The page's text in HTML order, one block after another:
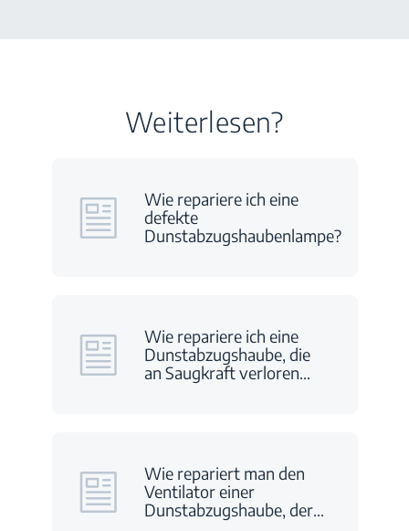
Weiterlesen?
Wie repariere ich eine
defekte
Dunstabzugshaubenlampe?
Wie repariere ich eine
Dunstabzugshaube, die
an Saugkraft verloren…
Wie repariert man den
Ventilator einer
Dunstabzugshaube, der…